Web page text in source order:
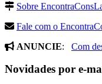
Sobre
Fale com o
ANUNCIE: Com
Novidades por e-